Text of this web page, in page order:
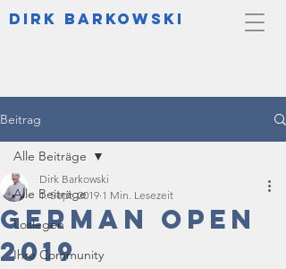
DIrk Barkowski
Beitrag
Alle Beiträge
Loslegen
Ihre Community
Alle Beiträge
German Open
2019
Dirk Barkowski
1. Sept. 2019 1 Min. Lesezeit